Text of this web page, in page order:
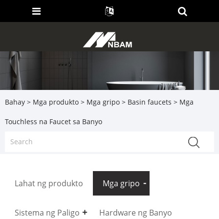
Bahay > Mga produkto > Mga gripo > Basin faucets > Mga
Touchless na Faucet sa Banyo
Lahat ng produkto Mga gripo
Sistema ng Paligo Hardware ng Banyo